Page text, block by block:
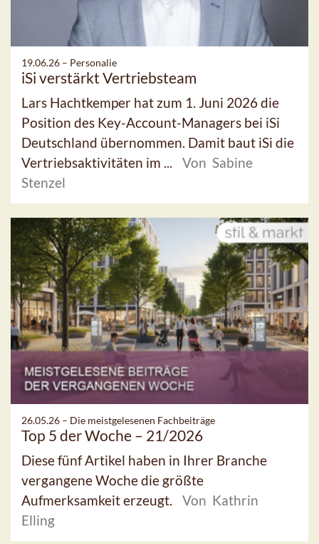
19.06.26 – Personalie
iSi verstärkt Vertriebsteam
Lars Hachtkemper hat zum 1. Juni 2026 die
Position des Key-Account-Managers bei iSi
Deutschland übernommen. Damit baut iSi die
Vertriebsaktivitäten im ...
Von Sabine
Stenzel
26.05.26 – Die meistgelesenen Fachbeiträge
Top 5 der Woche – 21/2026
Diese fünf Artikel haben in Ihrer Branche
vergangene Woche die größte
Aufmerksamkeit erzeugt.
Von Kathrin
Elling